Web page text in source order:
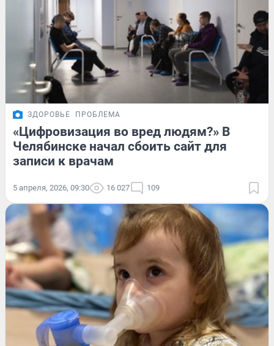
ЗДОРОВЬЕ ПРОБЛЕМА
«Цифровизация во вред людям?» В
Челябинске начал сбоить сайт для
записи к врачам
5 апреля, 2026, 09:30 16 027 109